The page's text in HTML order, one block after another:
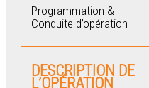
Programmation &
Conduite d’opération
DESCRIPTION DE
L’OPÉRATION